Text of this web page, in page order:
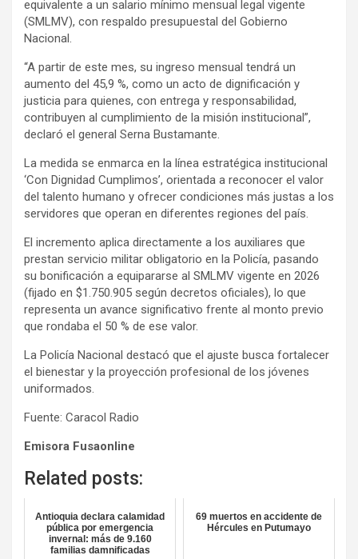
r
equivalente a un salario mínimo mensual legal vigente
(SMLMV), con respaldo presupuestal del Gobierno
Nacional.
“A partir de este mes, su ingreso mensual tendrá un
aumento del 45,9 %, como un acto de dignificación y
justicia para quienes, con entrega y responsabilidad,
contribuyen al cumplimiento de la misión institucional”,
declaró el general Serna Bustamante.
La medida se enmarca en la línea estratégica institucional
‘Con Dignidad Cumplimos’, orientada a reconocer el valor
del talento humano y ofrecer condiciones más justas a los
servidores que operan en diferentes regiones del país.
El incremento aplica directamente a los auxiliares que
prestan servicio militar obligatorio en la Policía, pasando
su bonificación a equipararse al SMLMV vigente en 2026
(fijado en $1.750.905 según decretos oficiales), lo que
representa un avance significativo frente al monto previo
que rondaba el 50 % de ese valor.
La Policía Nacional destacó que el ajuste busca fortalecer
el bienestar y la proyección profesional de los jóvenes
uniformados.
Fuente: Caracol Radio
Emisora Fusaonline
Related posts:
Antioquia declara calamidad
pública por emergencia
invernal: más de 9.160
familias damnificadas
69 muertos en accidente de
Hércules en Putumayo